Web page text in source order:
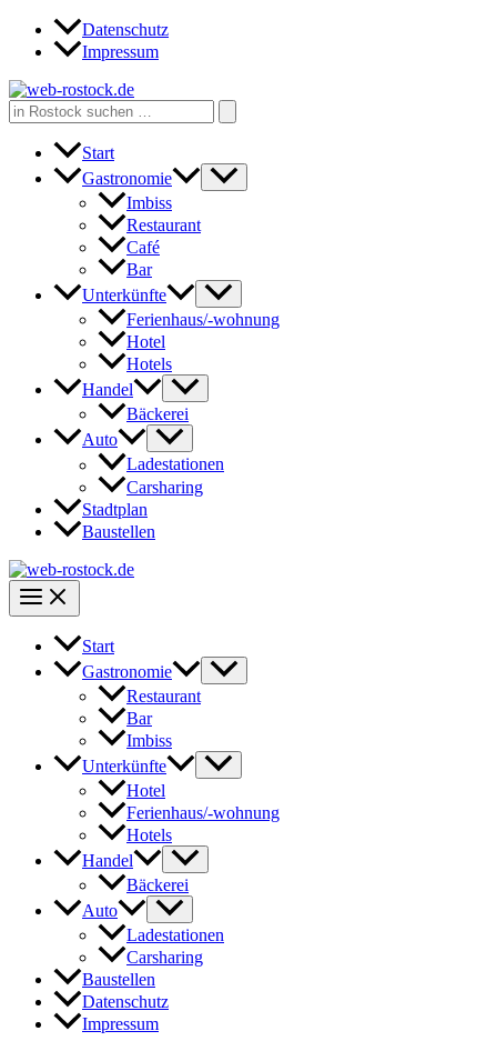
Zum
Inhalt
Datenschutz
Impressum
Search
for:
Start
Gastronomie
Imbiss
Restaurant
Café
Bar
Unterkünfte
Ferienhaus/-wohnung
Hotel
Hotels
Handel
Bäckerei
Auto
Ladestationen
Carsharing
Stadtplan
Baustellen
Start
Gastronomie
Restaurant
Bar
Imbiss
Unterkünfte
Hotel
Ferienhaus/-wohnung
Hotels
Handel
Bäckerei
Auto
Ladestationen
Carsharing
Baustellen
Datenschutz
Impressum